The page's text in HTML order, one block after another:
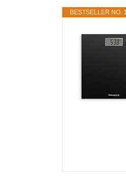
BESTSELLER NO. 1